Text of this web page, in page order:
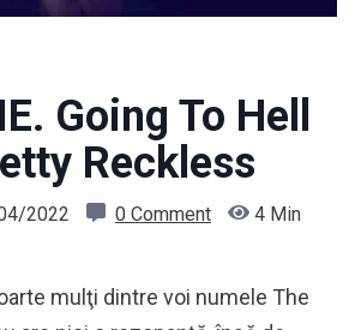
Going To Hell
Reckless
2022 0 Comment
4 Min
mulţi dintre voi numele The